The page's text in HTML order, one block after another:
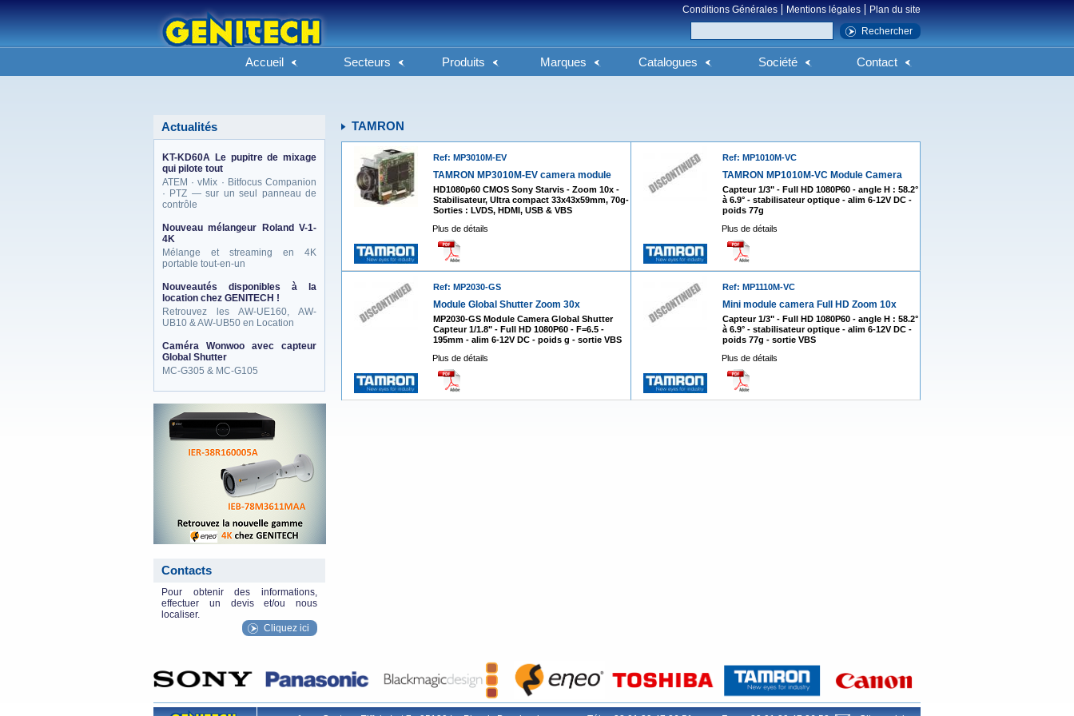
Conditions Générales Mentions légales Plan du site
Accueil Secteurs Produits Marques Catalogues Société Contact
Actualités
KT-KD60A Le pupitre de mixage
qui pilote tout
ATEM · vMix · Bitfocus Companion
· PTZ — sur un seul panneau de
contrôle
Nouveau mélangeur Roland V-1-
4K
Mélange et streaming en 4K
portable tout-en-un
Nouveautés disponibles à la
location chez GENITECH !
Retrouvez les AW-UE160, AW-
UB10 & AW-UB50 en Location
Caméra Wonwoo avec capteur
Global Shutter
MC-G305 & MC-G105
Contacts
Pour obtenir des informations,
effectuer un devis et/ou nous
localiser.
Cliquez ici
TAMRON
Ref: MP3010M-EV
TAMRON MP3010M-EV camera module
HD1080p60 CMOS Sony Starvis - Zoom 10x -
Stabilisateur, Ultra compact 33x43x59mm, 70g-
Sorties : LVDS, HDMI, USB & VBS
Plus de détails
Ref: MP1010M-VC
TAMRON MP1010M-VC Module Camera
Capteur 1/3" - Full HD 1080P60 - angle H : 58.2°
à 6.9° - stabilisateur optique - alim 6-12V DC -
poids 77g
Plus de détails
Ref: MP2030-GS
Module Global Shutter Zoom 30x
MP2030-GS Module Camera Global Shutter
Capteur 1/1.8" - Full HD 1080P60 - F=6.5 -
195mm - alim 6-12V DC - poids g - sortie VBS
Plus de détails
Ref: MP1110M-VC
Mini module camera Full HD Zoom 10x
Capteur 1/3" - Full HD 1080P60 - angle H : 58.2°
à 6.9° - stabilisateur optique - alim 6-12V DC -
poids 77g - sortie VBS
Plus de détails